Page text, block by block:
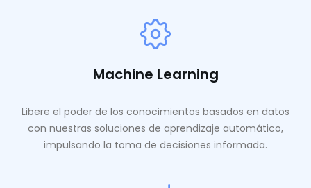
Machine Learning
Libere el poder de los conocimientos basados ​​en datos
con nuestras soluciones de aprendizaje automático,
impulsando la toma de decisiones informada.